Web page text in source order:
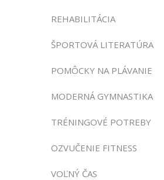
REHABILITÁCIA
ŠPORTOVÁ LITERATÚRA
POMÔCKY NA PLÁVANIE
MODERNÁ GYMNASTIKA
TRÉNINGOVÉ POTREBY
OZVUČENIE FITNESS
VOĽNÝ ČAS